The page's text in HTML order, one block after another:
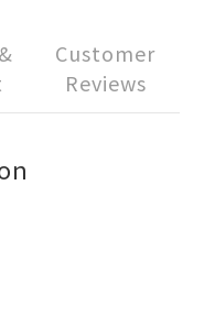
Customer
Reviews